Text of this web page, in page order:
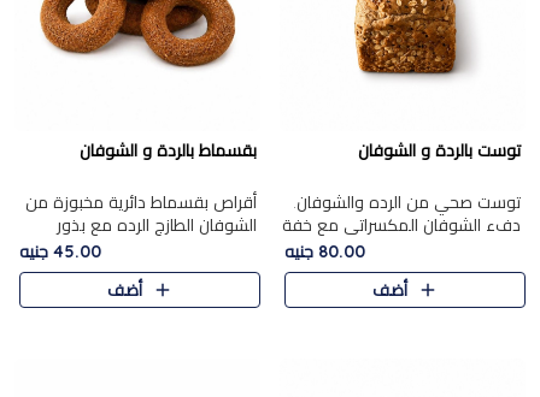
توست بالردة و الشوفان
توست صحي من الرده والشوفان.
دفء الشوفان المكسراتي مع خفة
80.00 جنيه
أضف
بقسماط بالردة و الشوفان
أقراص بقسماط دائرية مخبوزة من
الشوفان الطازج الرده مع بذور
مختارة. قرمشة الحبوب والبذور،
بداية صحية لكل صباح.
45.00 جنيه
أضف